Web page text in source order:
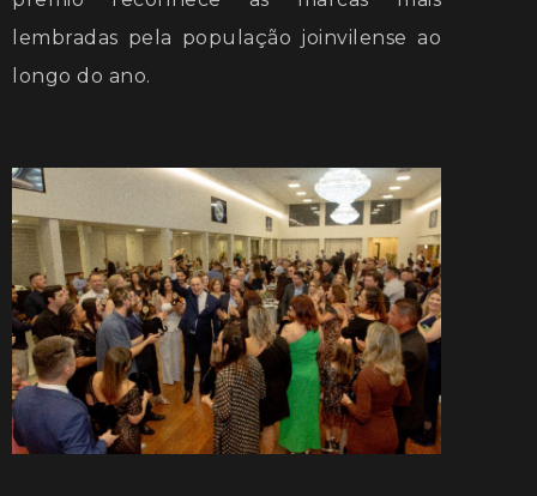
lembradas pela população joinvilense ao
longo do ano.